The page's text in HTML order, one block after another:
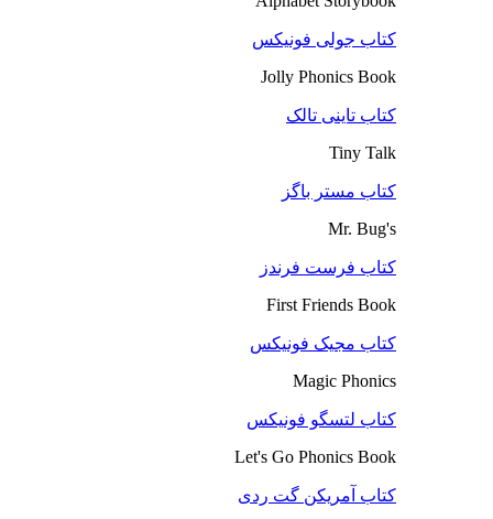
کتاب جولی فونیکس
Jolly Phonics Book
کتاب تاینی تالک
Tiny Talk
کتاب مستر باگز
Mr. Bug's
کتاب فرست فرندز
First Friends Book
کتاب مجیک فونیکس
Magic Phonics
کتاب لتسگو فونیکس
Let's Go Phonics Book
کتاب آمریکن گت ردی